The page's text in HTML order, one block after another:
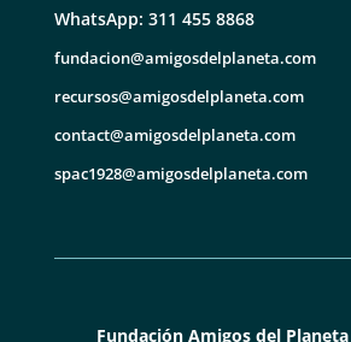
WhatsApp: 311 455 8868
fundacion@amigosdelplaneta.com
recursos@amigosdelplaneta.com
contact@amigosdelplaneta.com
spac1928@amigosdelplaneta.com
Fundación Amigos del